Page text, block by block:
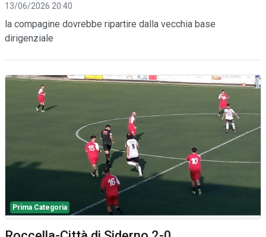
13/06/2026 20:40
la compagine dovrebbe ripartire dalla vecchia base
dirigenziale
Prima Categoria